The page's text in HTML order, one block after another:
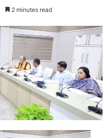
2 minutes read